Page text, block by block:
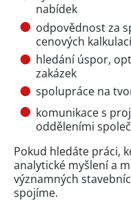
nabídek
odpovědnost za
cenových kalkulací
hledání úspor,
zakázek
spolupráce na
komunikace s
odděleními
Pokud hledáte práci,
analytické myšlení a
významných
spojíme.